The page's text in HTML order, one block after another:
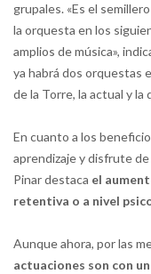
grupales. «Es el
la orquesta en los
amplios de música»,
ya habrá dos orquestas
de la Torre, la actual y la
En cuanto a los
aprendizaje y disfrute
Pinar destaca el
retentiva o a nivel
Aunque ahora, por las
actuaciones son con